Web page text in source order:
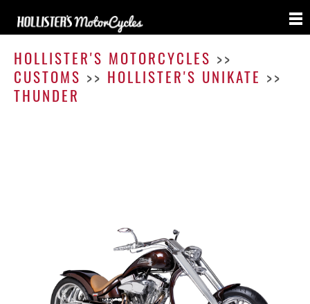
HOLLISTER'S MOTORCYCLES >>
CUSTOMS >> HOLLISTER'S UNIKATE >>
THUNDER